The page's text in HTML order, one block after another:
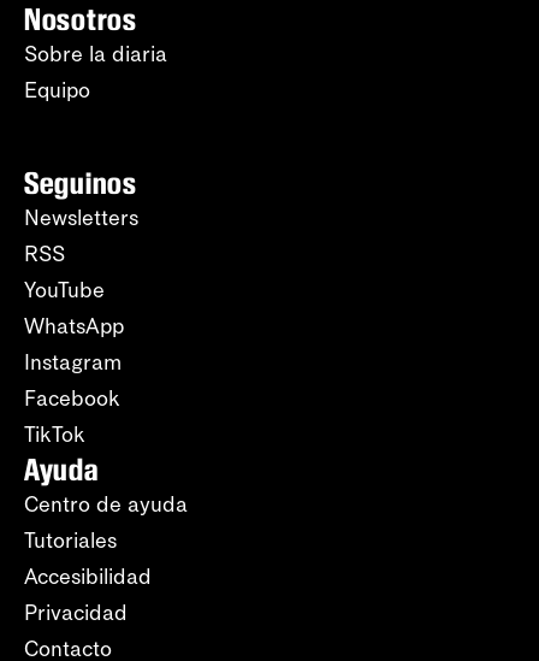
Nosotros
Sobre la diaria
Equipo
Seguinos
Newsletters
RSS
YouTube
WhatsApp
Instagram
Facebook
TikTok
Ayuda
Centro de ayuda
Tutoriales
Accesibilidad
Privacidad
Contacto